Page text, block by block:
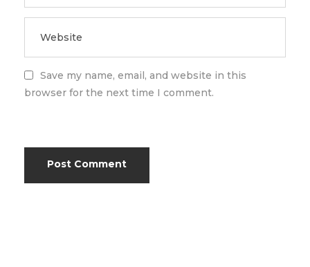
Save my name, email, and website in this
browser for the next time I comment.